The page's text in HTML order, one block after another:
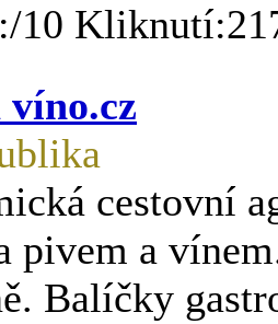
10
víno.cz
cestovní
pivem a
Balíčky